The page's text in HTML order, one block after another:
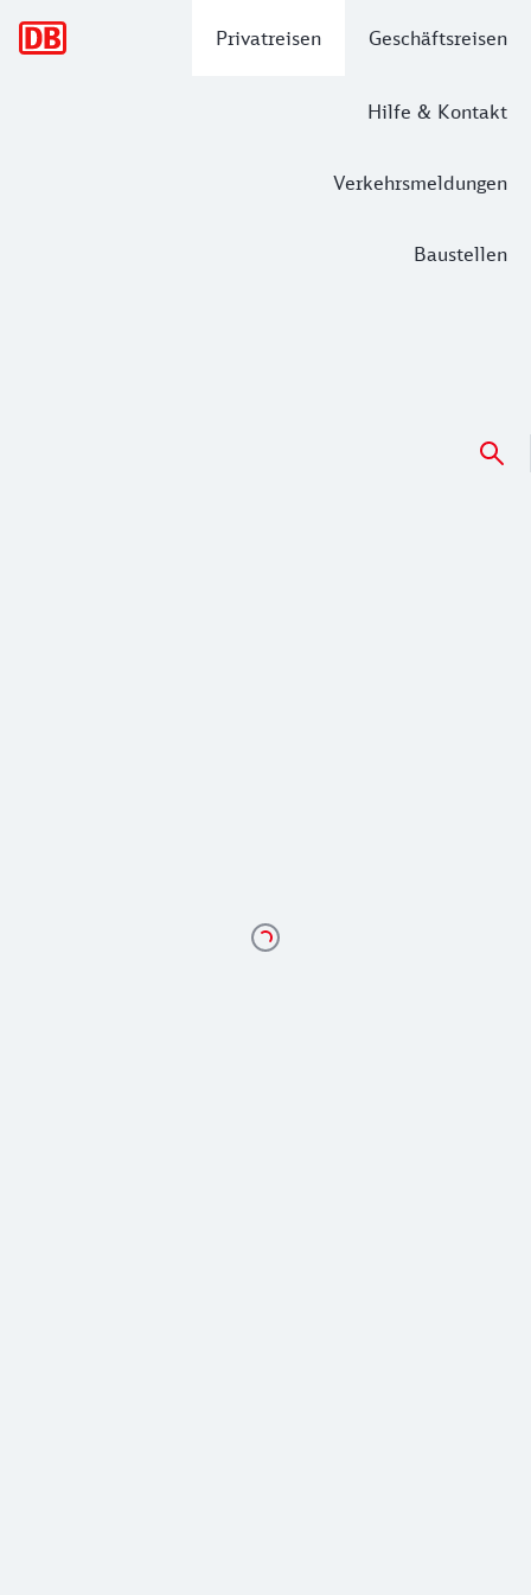
Privatreisen Geschäftsreisen
Hilfe & Kontakt
Verkehrsmeldungen
Baustellen